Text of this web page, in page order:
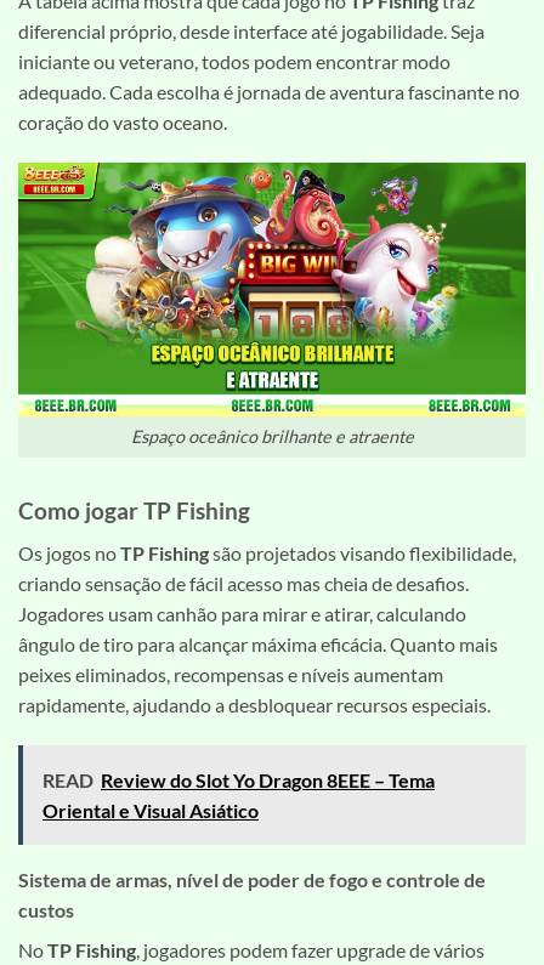
diferencial próprio, desde interface até jogabilidade. Seja
iniciante ou veterano, todos podem encontrar modo
adequado. Cada escolha é jornada de aventura fascinante no
coração do vasto oceano.
Espaço oceânico brilhante e atraente
Como jogar TP Fishing
Os jogos noTP Fishingsão projetados visando flexibilidade,
criando sensação de fácil acesso mas cheia de desafios.
Jogadores usam canhão para mirar e atirar, calculando
ângulo de tiro para alcançar máxima eficácia. Quanto mais
peixes eliminados, recompensas e níveis aumentam
rapidamente, ajudando a desbloquear recursos especiais.
READ Review do Slot Yo Dragon 8EEE – Tema
Oriental e Visual Asiático
Sistema de armas, nível de poder de fogo e controle de
custos
NoTP Fishing , jogadores podem fazer upgrade de vários